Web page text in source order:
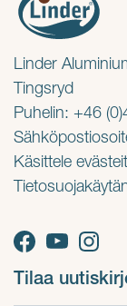
Linder
Tingsryd
Puhelin: +46
Käsittele
Tilaa